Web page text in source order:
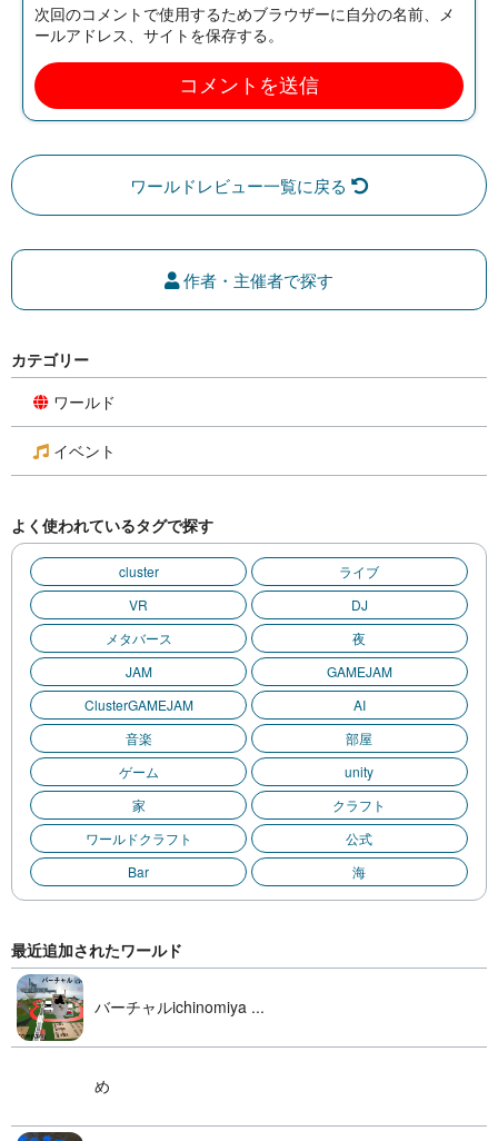
次回のコメントで使用するためブラウザーに自分の名前、メ
ールアドレス、サイトを保存する。
ワールドレビュー一覧に戻る
作者・主催者で探す
カテゴリー
ワールド
イベント
よく使われているタグで探す
cluster
ライブ
VR
DJ
メタバース
夜
JAM
GAMEJAM
ClusterGAMEJAM
AI
音楽
部屋
ゲーム
unity
家
クラフト
ワールドクラフト
公式
Bar
海
最近追加されたワールド
バーチャルichinomiya ...
め